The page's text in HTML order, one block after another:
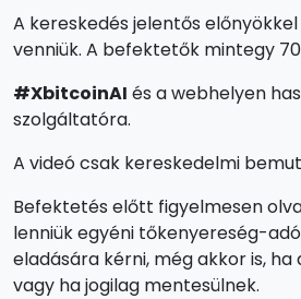
A kereskedés jelentős
venniük. A befektetők mintegy
#XbitcoinAI és a webhelyen
szolgáltatóra.
A videó csak kereskedelmi
Befektetés előtt figyelmesen
lenniük egyéni tőkenyereség-
eladására kérni, még akkor is,
vagy ha jogilag mentesülnek.